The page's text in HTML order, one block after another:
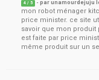
4 / 5 - parunamourdejuju
mon robot ménager
price minister. ce site
savoir que mon produit
est faite par price
même produit sur un